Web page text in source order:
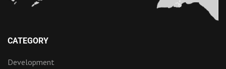
CATEGORY
Development